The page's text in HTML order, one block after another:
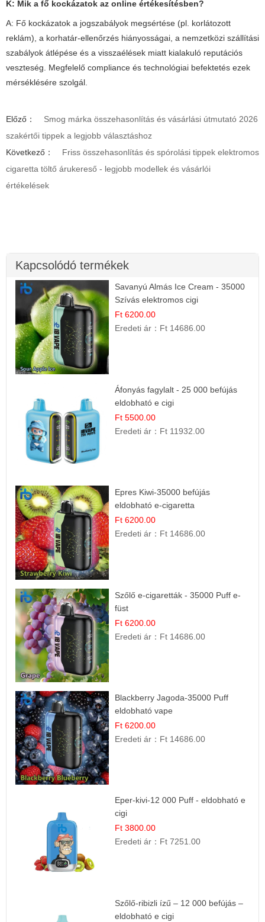
K: Mik a fő kockázatok az online értékesítésben?
A: Fő kockázatok a jogszabályok megsértése (pl. korlátozott
reklám), a korhatár-ellenőrzés hiányosságai, a nemzetközi szállítási
szabályok átlépése és a visszaélések miatt kialakuló reputációs
veszteség. Megfelelő compliance és technológiai befektetés ezek
mérséklésére szolgál.
Előző：
Smog márka összehasonlítás és vásárlási útmutató 2026
szakértői tippek a legjobb választáshoz
Következő：
Friss összehasonlítás és spórolási tippek elektromos
cigaretta töltő árukereső - legjobb modellek és vásárlói
értékelések
Kapcsolódó termékek
Savanyú Almás Ice Cream - 35000
Szívás elektromos cigi
Ft 6200.00
Eredeti ár： Ft 14686.00
Áfonyás fagylalt - 25 000 befújás
eldobható e cigi
Ft 5500.00
Eredeti ár： Ft 11932.00
Epres Kiwi-35000 befújás
eldobható e-cigaretta
Ft 6200.00
Eredeti ár： Ft 14686.00
Szőlő e-cigaretták - 35000 Puff e-
füst
Ft 6200.00
Eredeti ár： Ft 14686.00
Blackberry Jagoda-35000 Puff
eldobható vape
Ft 6200.00
Eredeti ár： Ft 14686.00
Eper-kivi-12 000 Puff - eldobható e
cigi
Ft 3800.00
Eredeti ár： Ft 7251.00
Szőlő-ribizli ízű – 12 000 befújás –
eldobható e cigi